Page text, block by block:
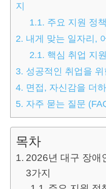
지
1.1. 주요 지원 정
2. 내게 맞는 일자리,
2.1. 핵심 취업 지
3. 성공적인 취업을
4. 면접, 자신감을 더
5. 자주 묻는 질문
목차
2026년 대구 장애
3가지